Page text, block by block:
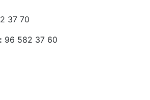
37 70
96 582 37 60